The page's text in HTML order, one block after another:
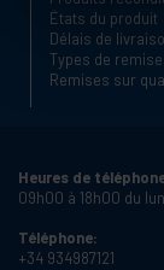
États du produit
Délais de
Types de
Remises sur
Heures de
09h00 à 18h00 du
Téléphone:
+34 934987121